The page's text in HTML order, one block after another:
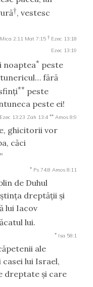
†, vestesc
Mica 2:11 Mat 7:15 † Ezec 13:18
Ezec 13:19
noaptea* peste
fără
** peste
peste ei!
Ezec 13:23 Zah 13:4 ** Amos 8:9
ghicitorii vor
căci
* Ps 74:8 Amos 8:11
de Duhul
dreptăţii şi
lui Iacov
lui.
* Isa 58:1
ale
lui Israel,
dreptate şi care